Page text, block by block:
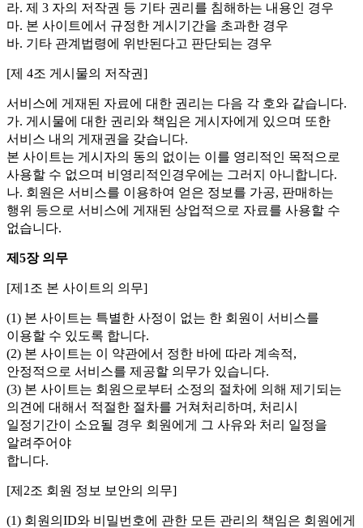
라. 제 3 자의 저작권 등 기타 권리를 침해하는 내용인 경우
마. 본 사이트에서 규정한 게시기간을 초과한 경우
바. 기타 관계법령에 위반된다고 판단되는 경우
[제 4조 게시물의 저작권]
서비스에 게재된 자료에 대한 권리는 다음 각 호와 같습니다.
가. 게시물에 대한 권리와 책임은 게시자에게 있으며 또한
서비스 내의 게재권을 갖습니다.
본 사이트는 게시자의 동의 없이는 이를 영리적인 목적으로
사용할 수 없으며 비영리적인경우에는 그러지 아니합니다.
나. 회원은 서비스를 이용하여 얻은 정보를 가공, 판매하는
행위 등으로 서비스에 게재된 상업적으로 자료를 사용할 수
없습니다.
제5장 의무
[제1조 본 사이트의 의무]
(1) 본 사이트는 특별한 사정이 없는 한 회원이 서비스를
이용할 수 있도록 합니다.
(2) 본 사이트는 이 약관에서 정한 바에 따라 계속적,
안정적으로 서비스를 제공할 의무가 있습니다.
(3) 본 사이트는 회원으로부터 소정의 절차에 의해 제기되는
의견에 대해서 적절한 절차를 거쳐처리하며, 처리시
일정기간이 소요될 경우 회원에게 그 사유와 처리 일정을
알려주어야
합니다.
[제2조 회원 정보 보안의 의무]
(1) 회원의ID와 비밀번호에 관한 모든 관리의 책임은 회원에게